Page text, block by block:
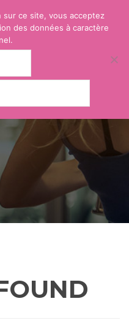
sur ce site, vous acceptez
des données à caractère